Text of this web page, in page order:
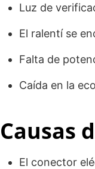
Luz de
El ralentí se
Falta de
Caída en la
Causas
El conector